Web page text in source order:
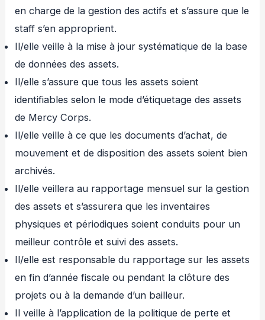
en charge de la gestion des actifs et s’assure que le
staff s’en approprient.
Il/elle veille à la mise à jour systématique de la base
de données des assets.
Il/elle s’assure que tous les assets soient
identifiables selon le mode d’étiquetage des assets
de Mercy Corps.
Il/elle veille à ce que les documents d’achat, de
mouvement et de disposition des assets soient bien
archivés.
Il/elle veillera au rapportage mensuel sur la gestion
des assets et s’assurera que les inventaires
physiques et périodiques soient conduits pour un
meilleur contrôle et suivi des assets.
Il/elle est responsable du rapportage sur les assets
en fin d’année fiscale ou pendant la clôture des
projets ou à la demande d’un bailleur.
Il veille à l’application de la politique de perte et